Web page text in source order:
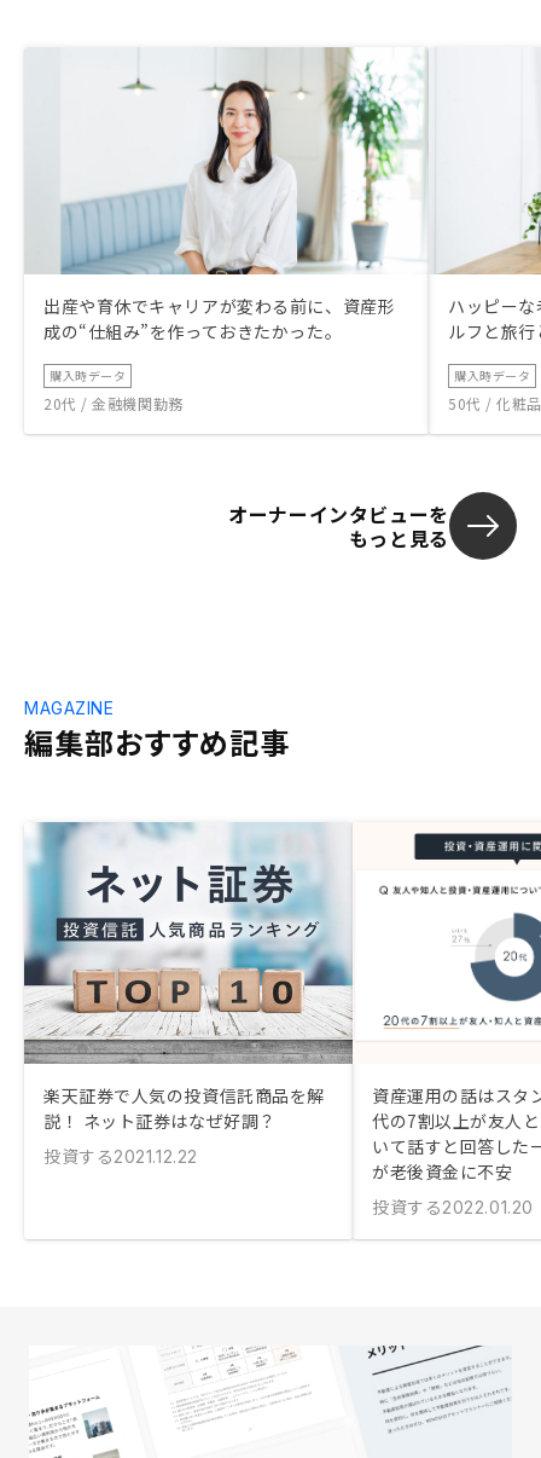
出産や育休でキャリアが変わる前に、資産形
成の“仕組み”を作っておきたかった。
購入時データ
20代 / 金融機関勤務
ハッピー
ルフと旅
購入時データ
50代 / 化粧
オーナーインタビューを
もっと見る
編集部おすすめ記事
MAGAZINE
楽天証券で人気の投資信託商品を解
説！ ネット証券はなぜ好調？
投資する2021.12.22
資産運用の話はスタ
代の7割以上が友人
いて話すと回答した
が老後資金に不安
投資する2022.01.20